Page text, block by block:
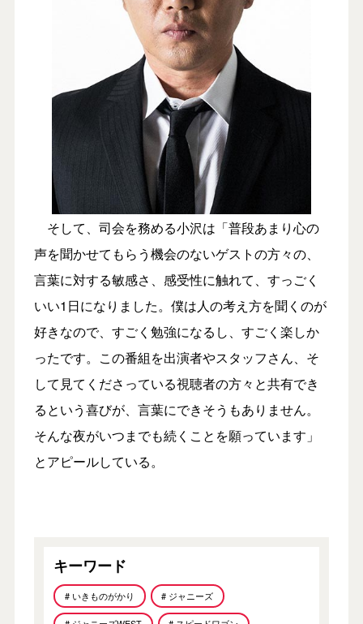
そして、司会を務める小沢は「普段あまり心の
声を聞かせてもらう機会のないゲストの方々の、
言葉に対する敏感さ、感受性に触れて、すっごく
いい1日になりました。僕は人の考え方を聞くのが
好きなので、すごく勉強になるし、すごく楽しか
ったです。この番組を出演者やスタッフさん、そ
して見てくださっている視聴者の方々と共有でき
るという喜びが、言葉にできそうもありません。
そんな夜がいつまでも続くことを願っています」
とアピールしている。
キーワード
# いきものがかり # ジャニーズ